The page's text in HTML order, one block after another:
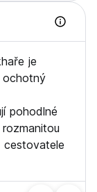
je
ochotný
pohodlné